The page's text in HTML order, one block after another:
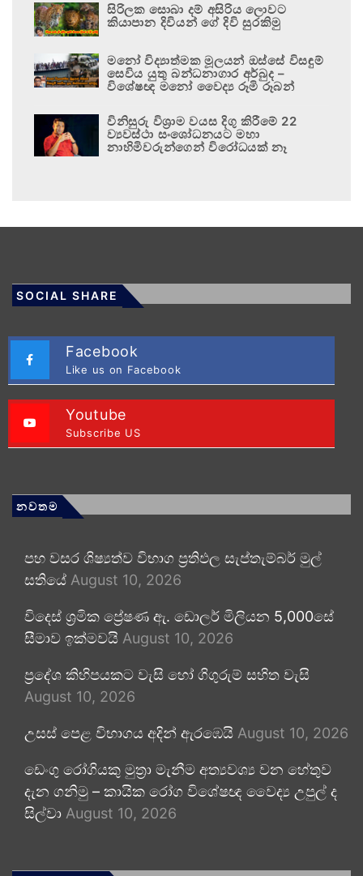
සිරිලක සොබා දම් අසිරිය ලොවට
කියාපාන දිවියන් ගේ දිවි සුරකිමු
මනෝ විද්‍යාත්මක මූලයන් ඔස්සේ විසඳුම්
සෙවිය යුතු බන්ධනාගාර අර්බුද –
විශේෂඥ මනෝ වෛද්‍ය රූමි රූබන්
විනිසුරු විශ්‍රාම වයස දිගු කිරීමේ 22
ව්‍යවස්ථා සංශෝධනයට මහා
නාහිමිවරුන්ගෙන් විරෝධයක් නෑ
SOCIAL SHARE
Facebook
Like us on Facebook
Youtube
Subscribe US
නවතම
පහ වසර ශිෂ්‍යත්ව විභාග ප්‍රතිඵල සැප්තැම්බර් මුල්
සතියේ August 10, 2026
විදෙස් ශ්‍රමික ප්‍රේෂණ ඇ. ඩොලර් මිලියන 5,000සේ
සීමාව ඉක්මවයි August 10, 2026
ප්‍රදේශ කිහිපයකට වැසි හෝ ගිගුරුම් සහිත වැසි
August 10, 2026
උසස් පෙළ විභාගය අදින් ඇරඹෙයි August 10, 2026
ඩෙංගු රෝගියකු ⁣මුත්‍රා මැනීම අත්‍යවශ්‍ය වන හේතුව
දැන ගනිමු – කායික රෝග විශේෂඥ වෛද්‍ය උපුල් ද
සිල්වා August 10, 2026